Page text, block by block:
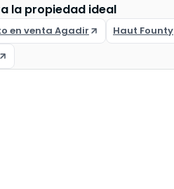
la propiedad ideal
en venta Agadir
Haut Founty